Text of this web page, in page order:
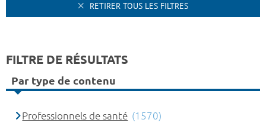
RETIRER TOUS LES FILTRES
FILTRE DE RÉSULTATS
Par type de contenu
Professionnels de santé (1570)